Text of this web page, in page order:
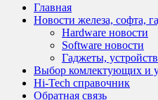
Главная
Новости железа, софта,
Hardware новости
Software новости
Гаджеты,
Выбор комлектующих и
Hi-Tech справочник
Обратная связь